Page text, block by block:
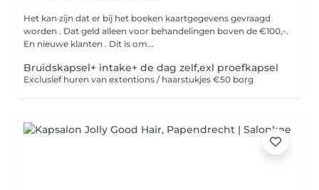
Het kan zijn dat er bij het boeken kaartgegevens gevraagd
worden . Dat geld alleen voor behandelingen boven de €100,-.
En nieuwe klanten . Dit is om...
Bruidskapsel+ intake+ de dag zelf,exl proefkapsel
Exclusief huren van extentions / haarstukjes €50 borg